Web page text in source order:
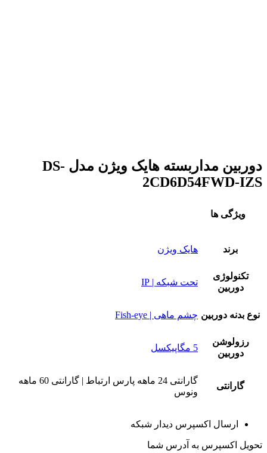
دوربین مداربسته هایک ویژن مدل DS-
2CD6D54FWD-IZS
ویژگی ها
برند هایک ویژن
تکنولوژی
دوربین
تحت شبکه | IP
نوع بدنه دوربین چشم ماهی | Fish-eye
رزولوشن
دوربین
5 مگاپیکسل
گارانتی
گارانتی 24 ماهه پارس ارتباط | گارانتی 60 ماهه
ونوس
ارسال اکسپرس دیدار شبکه
تحویل اکسپرس به آدرس شما